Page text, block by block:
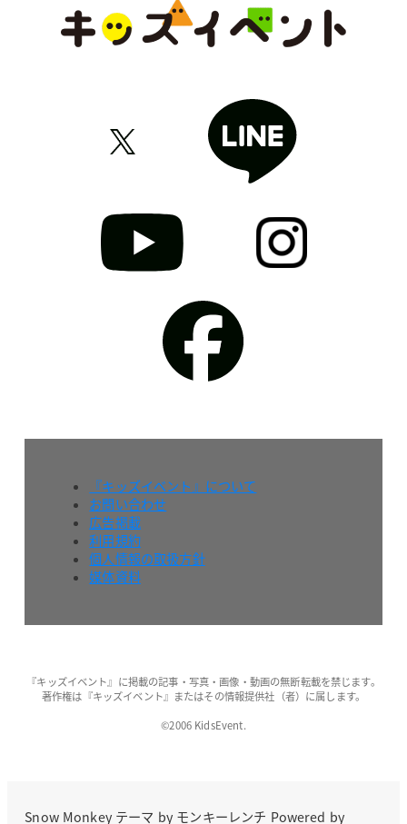
『キッズイベント』について
お問い合わせ
広告掲載
利用規約
個人情報の取扱方針
媒体資料
『キッズイベント』に掲載の記事・写真・画像・動画の無断転載を禁じます。
著作権は『キッズイベント』またはその情報提供社（者）に属します。
©2006 KidsEvent.
Snow Monkeyテーマ by モンキーレンチ Powered by